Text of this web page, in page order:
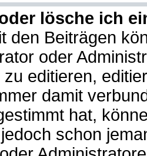
lösche ich
den Beiträgen
oder
editieren,
damit
hat,
schon